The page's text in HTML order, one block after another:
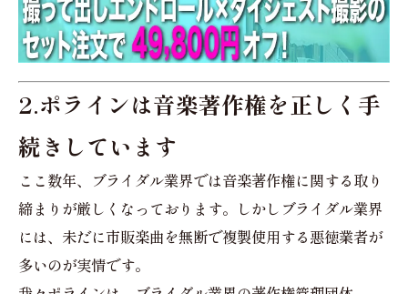
2.ポラインは音楽著作権を正しく手
続きしています
ここ数年、ブライダル業界では音楽著作権に関する取り
締まりが厳しくなっております。しかしブライダル業界
には、未だに市販楽曲を無断で複製使用する悪徳業者が
多いのが実情です。